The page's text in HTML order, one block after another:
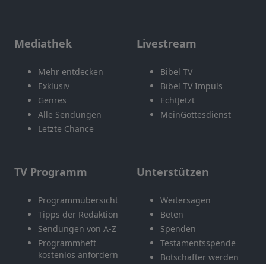
Mediathek
Mehr entdecken
Exklusiv
Genres
Alle Sendungen
Letzte Chance
Livestream
Bibel TV
Bibel TV Impuls
EchtJetzt
MeinGottesdienst
TV Programm
Programmübersicht
Tipps der Redaktion
Sendungen von A-Z
Programmheft
kostenlos anfordern
Unterstützen
Weitersagen
Beten
Spenden
Testamentsspende
Botschafter werden